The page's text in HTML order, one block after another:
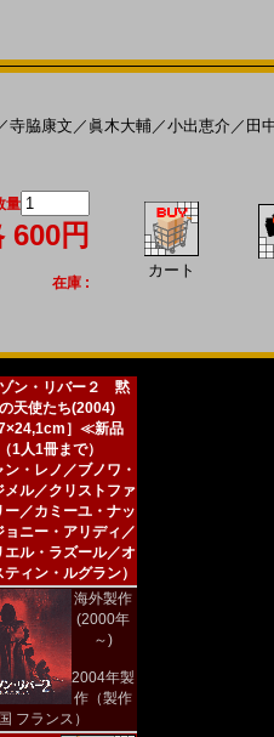
寺脇康文 ／ 眞木大輔／小出恵介 ／ 田
量
600円
在庫 :
カート
ン・リバー２ 黙
天使たち(2004)
］≪新品
1人1冊まで）
ン・レノ／ブノワ・
メル／クリストファ
ー／カミーユ・ナッ
ョニー・アリディ／
エル・ラズール／オ
ティン・ルグラン）
海外製作
(2000年
～)
2004年製
作（製作
国 フランス）